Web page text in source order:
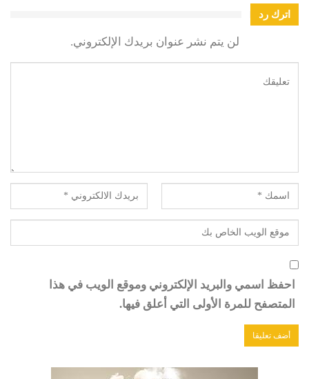
اترك رد
لن يتم نشر عنوان بريدك الإلكتروني.
احفظ اسمي والبريد الإلكتروني وموقع الويب في هذا
المتصفح للمرة الأولى التي أعلق فيها.